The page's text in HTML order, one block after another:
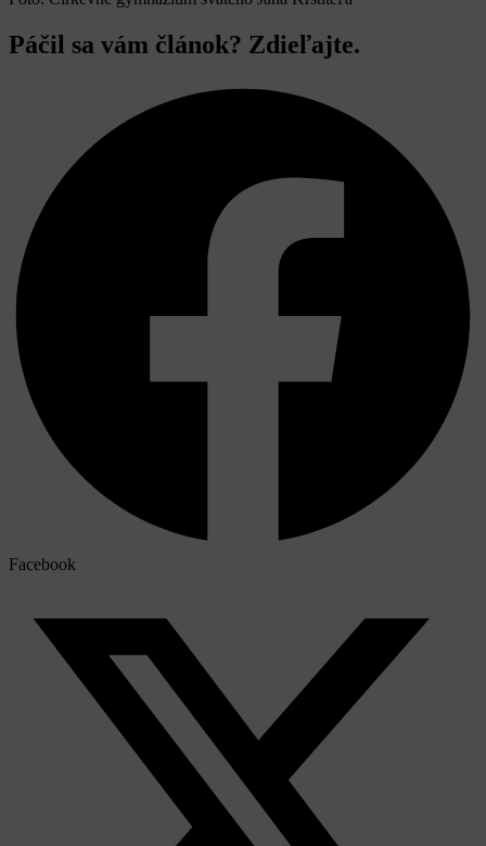
Páčil sa vám článok? Zdieľajte.
Facebook